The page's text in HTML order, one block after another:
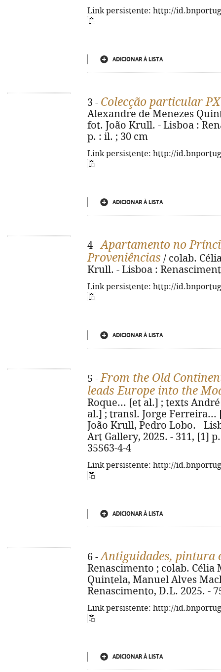
Link persistente: http://
ADICIONAR À LISTA
3 - Colecção particular PX
Alexandre de Menezes
fot. João Krull. - Lisboa :
p. : il. ; 30 cm
Link persistente: http://
ADICIONAR À LISTA
4 -Apartamento no
Proveniências / colab.
Krull. - Lisboa :
Link persistente: http://
ADICIONAR À LISTA
5 -From the Old
leads Europe into the
Roque... [et al.] ; texts
al.] ; transl. Jorge
João Krull, Pedro Lobo. -
Art Gallery, 2025. - 311, [1]
35563-4-4
Link persistente: http://
ADICIONAR À LISTA
6 -Antiguidades, pintura
Renascimento ; colab. Célia
Quintela, Manuel Alves
Renascimento, D.L. 2025. -
Link persistente: http://
ADICIONAR À LISTA